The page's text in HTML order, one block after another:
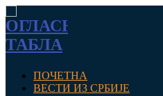
ПОЧЕТНА
ВЕСТИ ИЗ СРБИЈЕ